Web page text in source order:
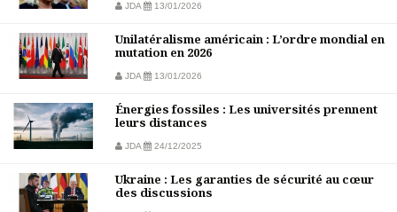
JDA 13/01/2026
Unilatéralisme américain : L’ordre mondial en
mutation en 2026
JDA 13/01/2026
Énergies fossiles : Les universités prennent
leurs distances
JDA 24/12/2025
Ukraine : Les garanties de sécurité au cœur
des discussions